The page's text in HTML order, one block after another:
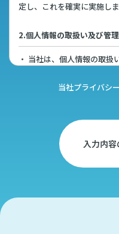
定し、これを確実に実施しま
2.個人情報の取扱い及び管理
・ 当社は、個人情報の取
・ 当社が取得した個人情報
・ 当社が個人情報の取扱い
適切に取扱っていると
より、委託先において
当社プライバシ
入力内